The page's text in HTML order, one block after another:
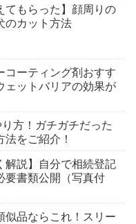
てもらった】顔周りの
のカット方法
コーティング剤おすす
ェットバリアの効果が
方！ガチガチだった
をご紹介！
解説】自分で相続登記
要書類公開（写真付
似品ならこれ！スリー